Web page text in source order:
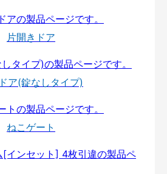
片開きドア
ア(錠なしタイプ)
ねこゲート